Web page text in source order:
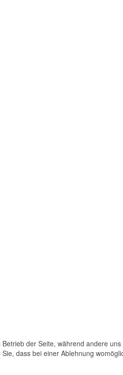
der Seite, während andere
dass bei einer Ablehnung